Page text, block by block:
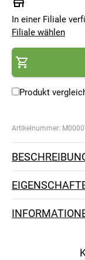
In einer Filiale
Filiale wählen
Produkt
Artikelnummer: